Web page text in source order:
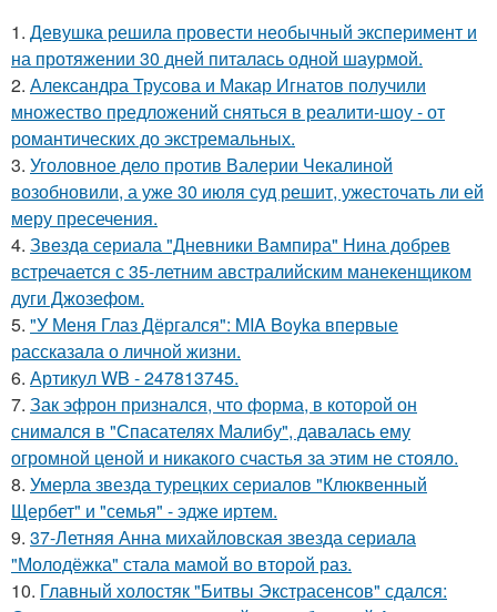
1. Девушка решила провести необычный эксперимент и
на протяжении 30 дней питалась одной шаурмой.
2. Александра Трусова и Макар Игнатов получили
множество предложений сняться в реалити-шоу - от
романтических до экстремальных.
3. Уголовное дело против Валерии Чекалиной
возобновили, а уже 30 июля суд решит, ужесточать ли ей
меру пресечения.
4. Звeздa сериала "Дневники Вампира" Нина добрев
встречается с 35-летним австралийским манекенщиком
дуги Джозефом.
5. "У Меня Глаз Дёргался": MIA Boyka впервые
рассказала о личной жизни.
6. Артикул WB - 247813745.
7. Зак эфрон признался, что форма, в которой он
снимался в "Спасателях Малибу", давалась ему
огромной ценой и никакого счастья за этим не стояло.
8. Умерла звезда турецких сериалов "Клюквенный
Щербет" и "семья" - эдже иртем.
9. 37-Летняя Анна михайловская звезда сериала
"Молодёжка" стала мамой во второй раз.
10. Главный холостяк "Битвы Экстрасенсов" сдался: